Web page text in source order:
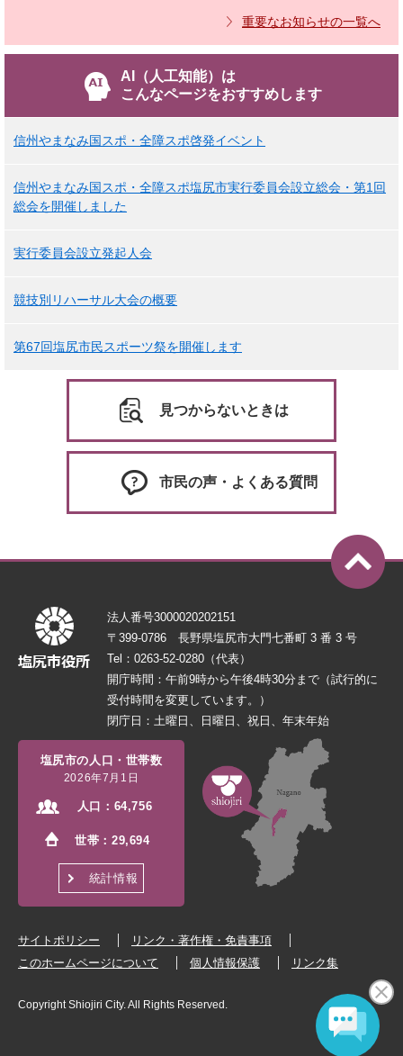
重要なお知らせの一覧へ
AI（人工知能）は
こんなページをおすすめします
信州やまなみ国スポ・全障スポ啓発イベント
信州やまなみ国スポ・全障スポ塩尻市実行委員会設立総会・第1回
総会を開催しました
実行委員会設立発起人会
競技別リハーサル大会の概要
第67回塩尻市民スポーツ祭を開催します
見つからないときは
市民の声・よくある質問
法人番号3000020202151
〒399-0786 長野県塩尻市大門七番町 3 番 3 号
Tel：0263-52-0280（代表）
開庁時間：午前9時から午後4時30分まで（試行的に
受付時間を変更しています。）
閉庁日：土曜日、日曜日、祝日、年末年始
塩尻市の人口・世帯数
2026年7月1日
人口： 64,756
世帯：29,694
統計情報
サイトポリシー
リンク・著作権・免責事項
このホームページについて
個人情報保護 リンク集
Copyright Shiojiri City. All Rights Reserved.